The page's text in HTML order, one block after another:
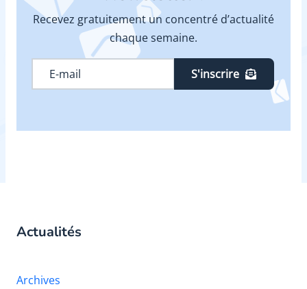
Recevez gratuitement un concentré d’actualité
chaque semaine.
S'inscrire
Actualités
Archives